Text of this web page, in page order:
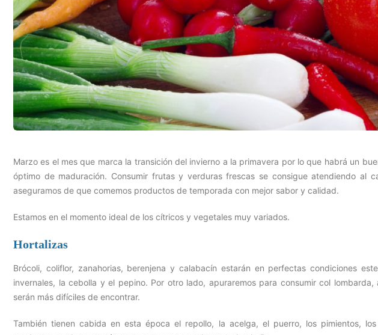
Marzo es el mes que marca la transición del invierno a la primavera por lo que habrá un
óptimo de maduración. Consumir frutas y verduras frescas se consigue atendiendo al
aseguramos de que comemos productos de temporada con mejor sabor y calidad.
Estamos en el momento ideal de los cítricos y vegetales muy variados.
Hortalizas
Brócoli, coliflor, zanahorias, berenjena y calabacín estarán en perfectas condiciones
invernales, la cebolla y el pepino. Por otro lado, apuraremos para consumir col
serán más difíciles de encontrar.
También tienen cabida en esta época el repollo, la acelga, el puerro, los pimientos,